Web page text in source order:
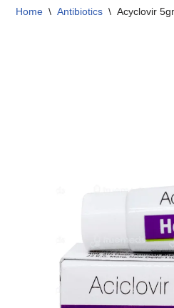
Home \ Antibiotics \ Acyclovir